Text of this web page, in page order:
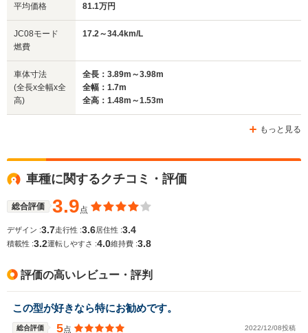
平均価格 81.1万円
JC08モード
燃費
17.2～34.4km/L
車体寸法
(全長x全幅x全
高)
全長：3.89m～3.98m
全幅：1.7m
全高：1.48m～1.53m
もっと見る
車種に関するクチコミ・評価
総合評価 3.9点
デザイン :3.7走行性 :3.6居住性 :3.4
積載性 :3.2運転しやすさ :4.0維持費 :3.8
評価の高いレビュー・評判
この型が好きなら特にお勧めです。
総合評価 5点 2022/12/08投稿